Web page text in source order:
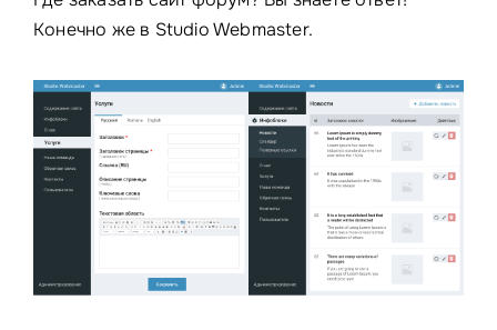
Конечно же в Studio Webmaster.